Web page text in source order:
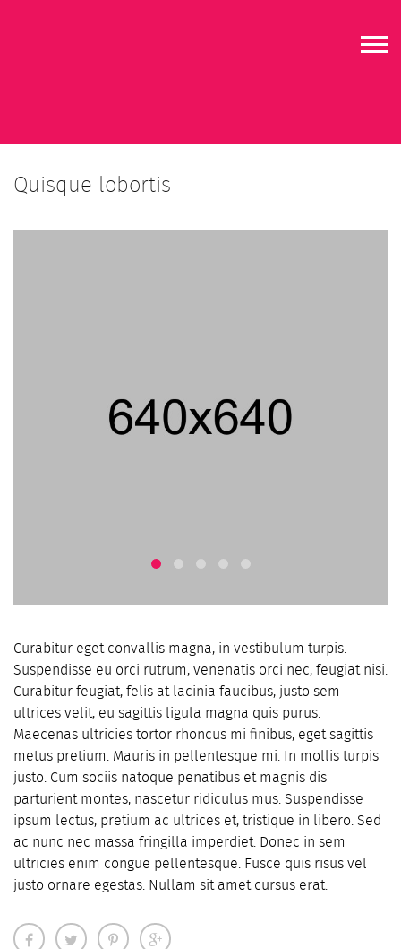
Who
Reviews
Soundtrack
Quisque lobortis
Curabitur eget convallis magna, in vestibulum turpis.
Suspendisse eu orci rutrum, venenatis orci nec, feugiat nisi.
Curabitur feugiat, felis at lacinia faucibus, justo sem
ultrices velit, eu sagittis ligula magna quis purus.
Maecenas ultricies tortor rhoncus mi finibus, eget sagittis
metus pretium. Mauris in pellentesque mi. In mollis turpis
justo. Cum sociis natoque penatibus et magnis dis
parturient montes, nascetur ridiculus mus. Suspendisse
ipsum lectus, pretium ac ultrices et, tristique in libero. Sed
ac nunc nec massa fringilla imperdiet. Donec in sem
ultricies enim congue pellentesque. Fusce quis risus vel
justo ornare egestas. Nullam sit amet cursus erat.